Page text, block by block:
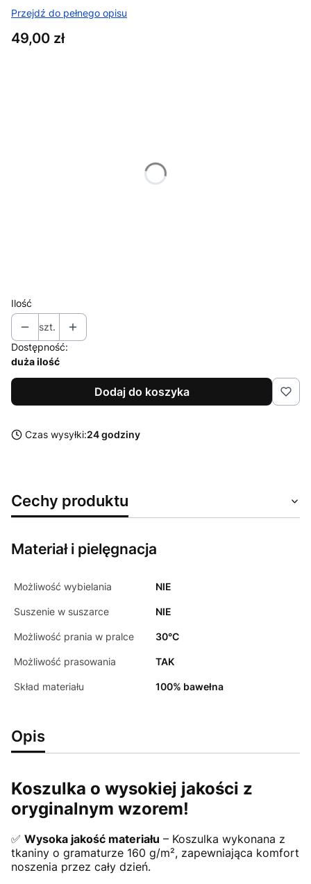
Przejdź do pełnego opisu
Cena
49,00 zł
Ilość
szt.
Dostępność:
duża ilość
Dodaj do koszyka
Czas wysyłki:24 godziny
Cechy produktu
Materiał i pielęgnacja
Możliwość wybielania NIE
Suszenie w suszarce NIE
Możliwość prania w pralce 30°C
Możliwość prasowania TAK
Skład materiału 100% bawełna
Opis
Koszulka o wysokiej jakości z
oryginalnym wzorem!
✅ Wysoka jakość materiału – Koszulka wykonana z
tkaniny o gramaturze 160 g/m², zapewniająca komfort
noszenia przez cały dzień.